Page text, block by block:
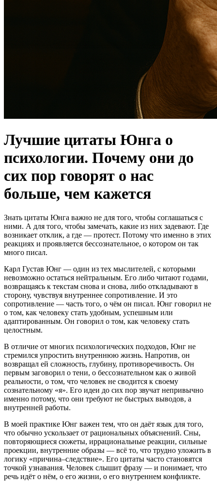
Лучшие цитаты Юнга о
психологии. Почему они до
сих пор говорят о нас
больше, чем кажется
Знать цитаты Юнга важно не для того, чтобы соглашаться с
ними. А для того, чтобы замечать, какие из них задевают. Где
возникает отклик, а где — протест. Потому что именно в этих
реакциях и проявляется бессознательное, о котором он так
много писал.
Карл Густав Юнг — один из тех мыслителей, с которыми
невозможно остаться нейтральным. Его либо читают годами,
возвращаясь к текстам снова и снова, либо откладывают в
сторону, чувствуя внутреннее сопротивление. И это
сопротивление — часть того, о чём он писал. Юнг говорил не
о том, как человеку стать удобным, успешным или
адаптированным. Он говорил о том, как человеку стать
целостным.
В отличие от многих психологических подходов, Юнг не
стремился упростить внутреннюю жизнь. Напротив, он
возвращал ей сложность, глубину, противоречивость. Он
первым заговорил о тени, о бессознательном как о живой
реальности, о том, что человек не сводится к своему
сознательному «я». Его идеи до сих пор звучат непривычно
именно потому, что они требуют не быстрых выводов, а
внутренней работы.
В моей практике Юнг важен тем, что он даёт язык для того,
что обычно ускользает от рациональных объяснений. Сны,
повторяющиеся сюжеты, иррациональные реакции, сильные
проекции, внутренние образы — всё то, что трудно уложить в
логику «причина–следствие». Его цитаты часто становятся
точкой узнавания. Человек слышит фразу — и понимает, что
речь идёт о нём, о его жизни, о его внутреннем конфликте.